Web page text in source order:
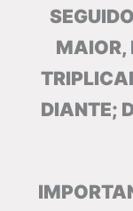
MAIOR,
DIANTE;